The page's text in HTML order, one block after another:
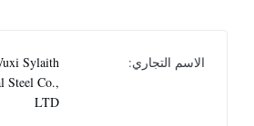
الاسم التجاري:
Sylaith
Steel Co.,
LTD